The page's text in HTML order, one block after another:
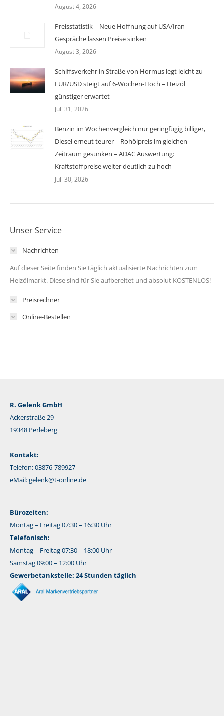
August 4, 2026
Preisstatistik – Neue Hoffnung auf USA/Iran-
Gespräche lassen Preise sinken
August 3, 2026
Schiffsverkehr in Straße von Hormus legt leicht zu –
EUR/USD steigt auf 6-Wochen-Hoch – Heizöl
günstiger erwartet
Juli 31, 2026
Benzin im Wochenvergleich nur geringfügig billiger,
Diesel erneut teurer – Rohölpreis im gleichen
Zeitraum gesunken – ADAC Auswertung:
Kraftstoffpreise weiter deutlich zu hoch
Juli 30, 2026
Unser Service
Nachrichten
Auf dieser Seite finden Sie täglich aktualisierte Nachrichten zum
Heizölmarkt. Diese sind für Sie aufbereitet und absolut KOSTENLOS!
Preisrechner
Online-Bestellen
R. Gelenk GmbH
Ackerstraße 29
19348 Perleberg
Kontakt:
Telefon: 03876-789927
eMail:gelenk@t-online.de
Bürozeiten:
Montag – Freitag 07:30 – 16:30 Uhr
Telefonisch:
Montag – Freitag 07:30 – 18:00 Uhr
Samstag 09:00 – 12:00 Uhr
Gewerbetankstelle: 24 Stunden täglich